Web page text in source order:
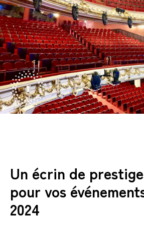
Un écrin de prestige
pour vos
2024